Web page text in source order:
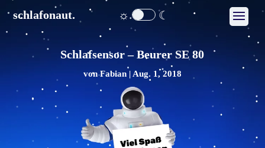
schlafonaut. ☼ ☾
Schlafsensor – Beurer SE 80
vonFabian| Aug. 1, 2018